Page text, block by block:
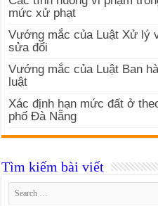
mức xử phạt
Vướng mắc của Luật Xử lý
sửa đổi
Vướng mắc của Luật Ban
luật
Xác định hạn mức đất ở
phố Đà Nẵng
Tìm kiếm bài viết